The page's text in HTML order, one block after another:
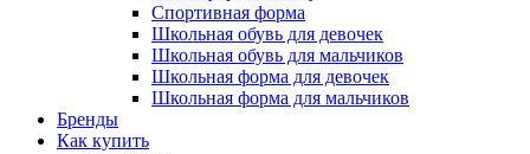
Спортивная форма
Школьная обувь для девочек
Школьная обувь для мальчиков
Школьная форма для девочек
Школьная форма для мальчиков
Бренды
Как купить